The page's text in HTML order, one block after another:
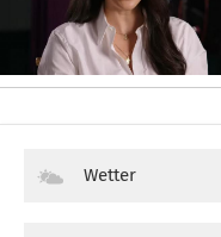
Wetter